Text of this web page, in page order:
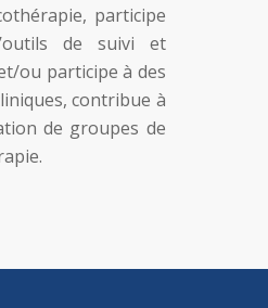
participe
de suivi et
ou participe à des
contribue à
de groupes de